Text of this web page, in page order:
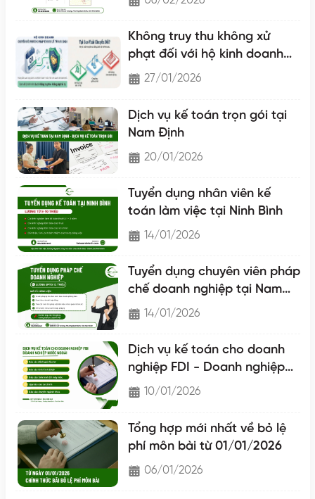
Không truy thu không xử
phạt đối với hộ kinh doanh
chuyển lên hộ khoán
27/01/2026
Dịch vụ kế toán trọn gói tại
Nam Định
20/01/2026
Tuyển dụng nhân viên kế
toán làm việc tại Ninh Bình
14/01/2026
Tuyển dụng chuyên viên pháp
chế doanh nghiệp tại Nam
Định14/01/2026
Dịch vụ kế toán cho doanh
nghiệp FDI - Doanh nghiệp
nước ngoài
10/01/2026
Tổng hợp mới nhất về bỏ lệ
phí môn bài từ 01/01/2026
06/01/2026